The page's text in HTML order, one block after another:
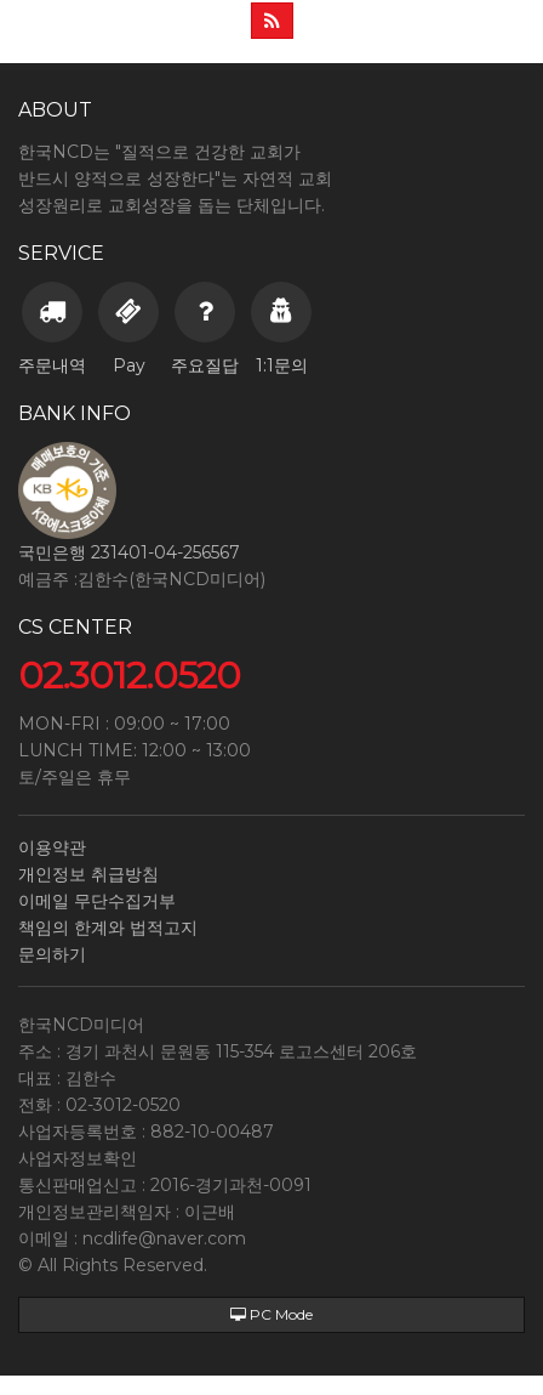
ABOUT
한국NCD는 "질적으로 건강한 교회가
반드시 양적으로 성장한다"는 자연적 교회
성장원리로 교회성장을 돕는 단체입니다.
SERVICE
주문내역 Pay 주요질답 1:1문의
BANK INFO
국민은행 231401-04-256567
예금주 :김한수(한국NCD미디어)
CS CENTER
02.3012.0520
MON-FRI : 09:00 ~ 17:00
LUNCH TIME: 12:00 ~ 13:00
토/주일은 휴무
이용약관
개인정보 취급방침
이메일 무단수집거부
책임의 한계와 법적고지
문의하기
한국NCD미디어
주소 : 경기 과천시 문원동 115-354 로고스센터 206호
대표 : 김한수
전화 : 02-3012-0520
사업자등록번호 : 882-10-00487
사업자정보확인
통신판매업신고 : 2016-경기과천-0091
개인정보관리책임자 : 이근배
이메일 : ncdlife@naver.com
© All Rights Reserved.
PC Mode